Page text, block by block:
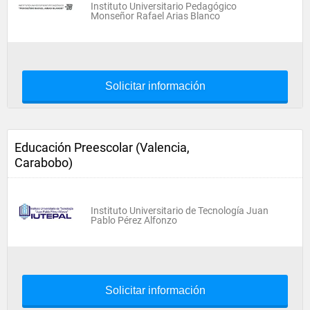
Instituto Universitario Pedagógico
Monseñor Rafael Arias Blanco
Solicitar información
Educación Preescolar (Valencia,
Carabobo)
Instituto Universitario de Tecnología Juan
Pablo Pérez Alfonzo
Solicitar información